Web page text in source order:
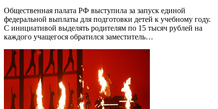
Общественная палата РФ выступила за запуск единой
федеральной выплаты для подготовки детей к учебному году.
С инициативой выделять родителям по 15 тысяч рублей на
каждого учащегося обратился заместитель…